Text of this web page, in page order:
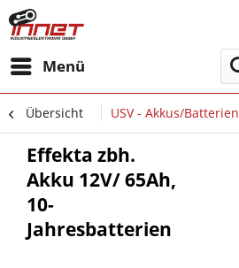
Menü
Übersicht USV - Akkus/Batterien
Effekta zbh.
Akku 12V/ 65Ah,
10-
Jahresbatterien